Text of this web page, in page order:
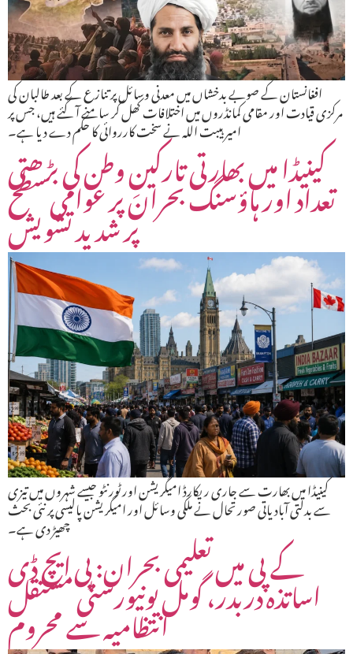
افغانستان کے صوبے بدخشاں میں معدنی وسائل پر تنازع کے بعد طالبان کی
مرکزی قیادت اور مقامی کمانڈروں میں اختلافات کھل کر سامنے آ گئے ہیں، جس پر
امیر ہیبت اللہ نے سخت کارروائی کا حکم دے دیا ہے۔
کینیڈا میں بھارتی تارکینِ وطن کی بڑھتی
تعداد اور ہاؤسنگ بحران پر عوامی سطح
پر شدید تشویش
کینیڈا میں بھارت سے جاری ریکارڈ امیگریشن اور ٹورنٹو جیسے شہروں میں تیزی
سے بدلتی آبادیاتی صورتحال نے ملکی وسائل اور امیگریشن پالیسی پر نئی بحث
چھیڑ دی ہے۔
کے پی میں تعلیمی بحران: پی ایچ ڈی
اساتذہ دربدر، گومل یونیورسٹی مستقل
انتظامیہ سے محروم